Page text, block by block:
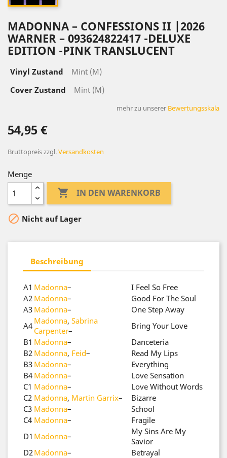
MADONNA – CONFESSIONS II |2026
WARNER – 093624822417 -DELUXE
EDITION -PINK TRANSLUCENT
Vinyl Zustand
Mint (M)
Cover Zustand
Mint (M)
mehr zu unserer Bewertungsskala
54,95 €
Bruttopreiszzgl.Versandkosten
Menge
 IN DEN WARENKORB
 Nicht auf Lager
Beschreibung
A1 Madonna–
I Feel So Free
A2 Madonna–
Good For The Soul
A3 Madonna–
One Step Away
A4 Madonna, Sabrina
Carpenter–
Bring Your Love
B1 Madonna–
Danceteria
B2 Madonna, Feid–
Read My Lips
B3 Madonna–
Everything
B4 Madonna–
Love Sensation
C1 Madonna–
Love Without Words
C2 Madonna, Martin Garrix–
Bizarre
C3 Madonna–
School
C4 Madonna–
Fragile
D1 Madonna–
My Sins Are My
Savior
D2Madonna–
Betrayal